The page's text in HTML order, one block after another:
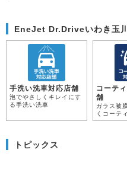
EneJet Dr.Driveいわき玉
手洗い洗車対応店舗
泡でやさしくキレイにす
る手洗い洗車
コーテ
舗
ガラス被
くコーテ
トピックス